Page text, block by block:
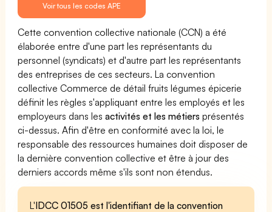
Voir tous les codes APE
Cette convention collective nationale (CCN) a été
élaborée entre d'une part les représentants du
personnel (syndicats) et d'autre part les représentants
des entreprises de ces secteurs. La convention
collective Commerce de détail fruits légumes épicerie
définit les règles s'appliquant entre les employés et les
employeurs dans lesactivités et les métiers présentés
ci-dessus. Afin d'être en conformité avec la loi, le
responsable des ressources humaines doit disposer de
la dernière convention collective et être à jour des
derniers accords même s'ils sont non étendus.
L'IDCC 01505 est l'identifiant de la convention